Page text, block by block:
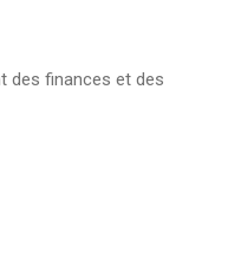
des finances et des